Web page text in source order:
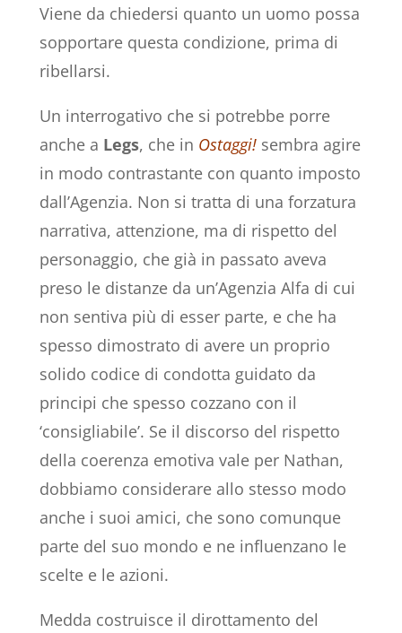
Viene da chiedersi quanto un uomo possa
sopportare questa condizione, prima di
ribellarsi.
Un interrogativo che si potrebbe porre
anche a Legs, che in Ostaggi!sembra agire
in modo contrastante con quanto imposto
dall’Agenzia. Non si tratta di una forzatura
narrativa, attenzione, ma di rispetto del
personaggio, che già in passato aveva
preso le distanze da un’Agenzia Alfa di cui
non sentiva più di esser parte, e che ha
spesso dimostrato di avere un proprio
solido codice di condotta guidato da
principi che spesso cozzano con il
‘consigliabile’. Se il discorso del rispetto
della coerenza emotiva vale per Nathan,
dobbiamo considerare allo stesso modo
anche i suoi amici, che sono comunque
parte del suo mondo e ne influenzano le
scelte e le azioni.
Medda costruisce il dirottamento del